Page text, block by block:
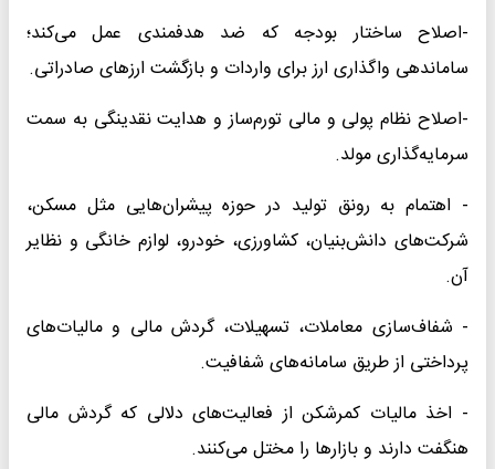
-اصلاح ساختار بودجه که ضد هدفمندی عمل می‌‌کند؛
ساماندهی واگذاری ارز برای واردات و بازگشت ارز‌های صادراتی.
-اصلاح نظام پولی و مالی تورم‌ساز و هدایت نقدینگی به سمت
سرمایه‌گذاری مولد.
- اهتمام به رونق تولید در حوزه پیشران‌هایی مثل مسکن،
شرکت‌های دانش‌‌بنیان، کشاورزی، خودرو، لوازم خانگی و نظایر
آن.
- شفاف‌سازی معاملات، تسهیلات، گردش مالی و مالیات‌های
پرداختی از طریق سامانه‌های شفافیت.
- اخذ مالیات کمرشکن از فعالیت‌های دلالی که گردش مالی
هنگفت دارند و بازارها را مختل می‌کنند.